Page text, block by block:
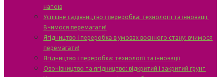
напоїв
Успішне садівництво і переробка: технології та інновації.
Вчимося перемагати!
Ягідництво і переробка в умовах воєнного стану: вчимося
перемагати!
Ягідництво і переробка: технології та інновації
Овочівництво та ягідництво: відкритий і закритий ґрунт